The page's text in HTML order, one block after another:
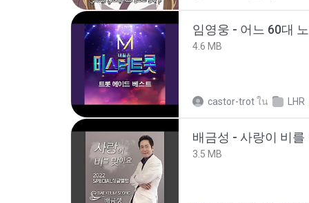
임영웅 - 어느 60대
4.6 MB
castor-trotใน LHR
배금성 - 사랑이 비를
3.5 MB